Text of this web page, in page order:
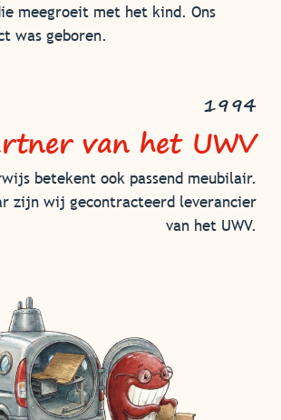
meegroeit met het kind. Ons
was geboren.
1994
van het UWV
betekent ook passend meubilair.
zijn wij gecontracteerd leverancier
van het UWV.